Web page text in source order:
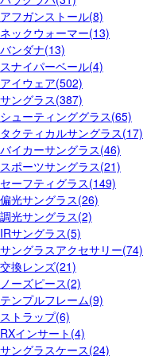
アフガンストール(8)
ネックウォーマー(13)
バンダナ(13)
スナイパーベール(4)
アイウェア(502)
サングラス(387)
シューティンググラス(65)
タクティカルサングラス(17)
バイカーサングラス(46)
スポーツサングラス(21)
セーフティグラス(149)
偏光サングラス(26)
調光サングラス(2)
IRサングラス(5)
サングラスアクセサリー(74)
交換レンズ(21)
ノーズピース(2)
テンプルフレーム(9)
ストラップ(6)
RXインサート(4)
サングラスケース(24)